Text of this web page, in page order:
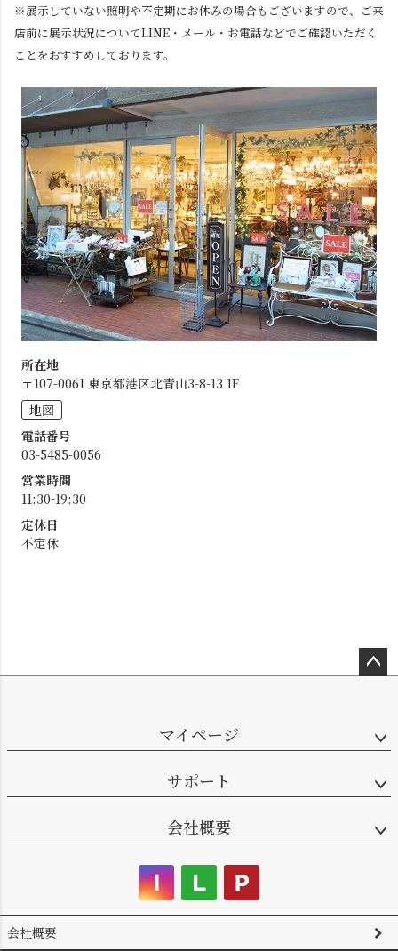
※展示していない照明や不定期にお休みの場合もございますので、ご来
店前に展示状況についてLINE・メール・お電話などでご確認いただく
ことをおすすめしております。
所在地
〒107-0061 東京都港区北青山3-8-13 1F
地図
電話番号
03-5485-0056
営業時間
11:30-19:30
定休日
不定休
マイページ
サポート
会社概要
会社概要